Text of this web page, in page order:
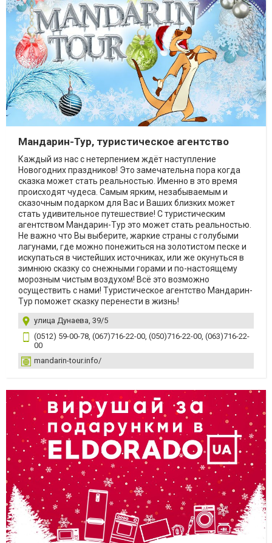
Мандарин-Тур, туристическое агентство
Каждый из нас с нетерпением ждёт наступление
Новогодних праздников! Это замечательна пора когда
сказка может стать реальностью. Именно в это время
происходят чудеса. Самым ярким, незабываемым и
сказочным подарком для Вас и Ваших близких может
стать удивительное путешествие! С туристическим
агентством Мандарин-Тур это может стать реальностью.
Не важно что Вы выберите, жаркие страны с голубыми
лагунами, где можно понежиться на золотистом песке и
искупаться в чистейших источниках, или же окунуться в
зимнюю сказку со снежными горами и по-настоящему
морозным чистым воздухом! Всё это возможно
осуществить с нами! Туристическое агентство Мандарин-
Тур поможет сказку перенести в жизнь!
улица Дунаева, 39/5
(0512) 59-00-78, (067)716-22-00, (050)716-22-00, (063)716-22-
00
mandarin-tour.info/